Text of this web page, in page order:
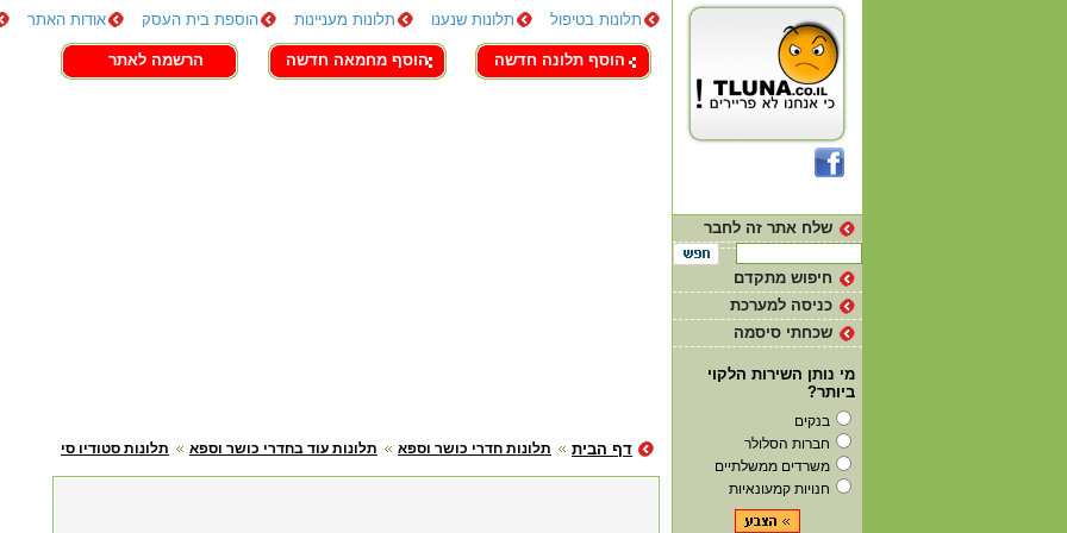
תלונות בטיפול תלונות שנענו תלונות מעניינות הוספת בית העסק אודות האתר
צור קשר
הוסף תלונה חדשה הוסף מחמאה חדשה הרשמה לאתר
תלונות סטודיו סי תלונות עוד בחדרי כושר וספא תלונות חדרי כושר וספא דף הבית
שלח אתר זה לחבר
חיפוש מתקדם
כניסה למערכת
שכחתי סיסמה
מי נותן השירות הלקוי
ביותר?
בנקים
חברות הסלולר
משרדים ממשלתיים
חנויות קמעונאיות